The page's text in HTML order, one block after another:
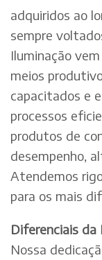
adquiridos ao
sempre
Iluminação
meios
capacitados e
processos
produtos de
desempenho,
Atendemos
para os mais
Diferenciais da
Nossa